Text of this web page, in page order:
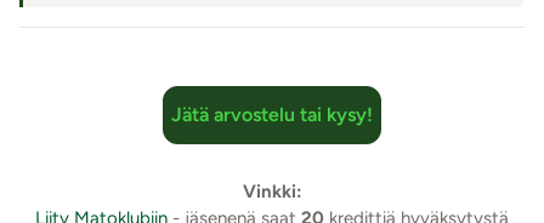
Jätä arvostelu tai kysy!
Vinkki:
Liity Matoklubiin - jäsenenä saat 20 kredittiä hyväksytystä